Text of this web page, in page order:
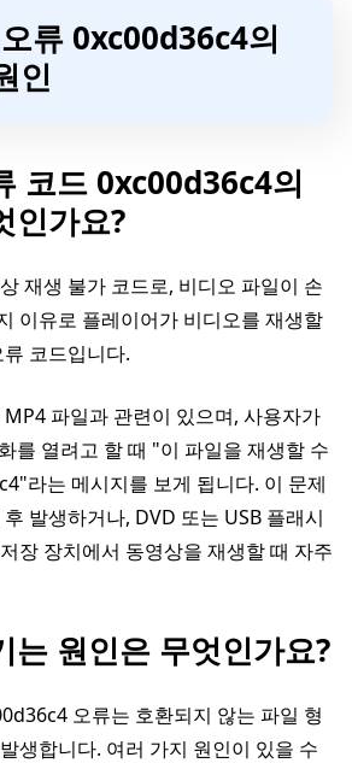
류 0xc00d36c4의
인
코드 0xc00d36c4의
인가요?
재생 불가 코드로, 비디오 파일이 손
이유로 플레이어가 비디오를 재생할
코드입니다.
파일과 관련이 있으며, 사용자가
를 열려고 할 때 "이 파일을 재생할 수
라는 메시지를 보게 됩니다. 이 문제
발생하거나, DVD 또는 USB 플래시
장 장치에서 동영상을 재생할 때 자주
는 원인은 무엇인가요?
오류는 호환되지 않는 파일 형
생합니다. 여러 가지 원인이 있을 수